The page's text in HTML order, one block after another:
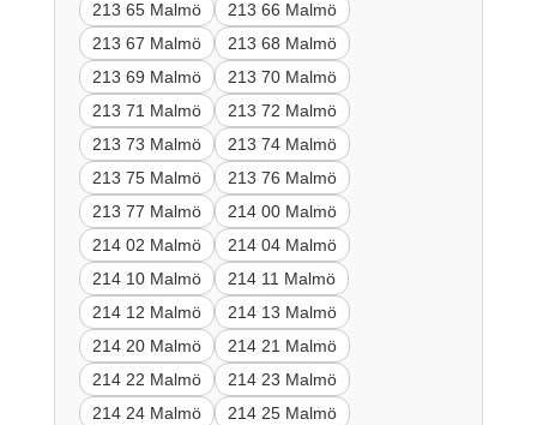
213 65 Malmö
213 66 Malmö
213 67 Malmö
213 68 Malmö
213 69 Malmö
213 70 Malmö
213 71 Malmö
213 72 Malmö
213 73 Malmö
213 74 Malmö
213 75 Malmö
213 76 Malmö
213 77 Malmö
214 00 Malmö
214 02 Malmö
214 04 Malmö
214 10 Malmö
214 11 Malmö
214 12 Malmö
214 13 Malmö
214 20 Malmö
214 21 Malmö
214 22 Malmö
214 23 Malmö
214 24 Malmö
214 25 Malmö